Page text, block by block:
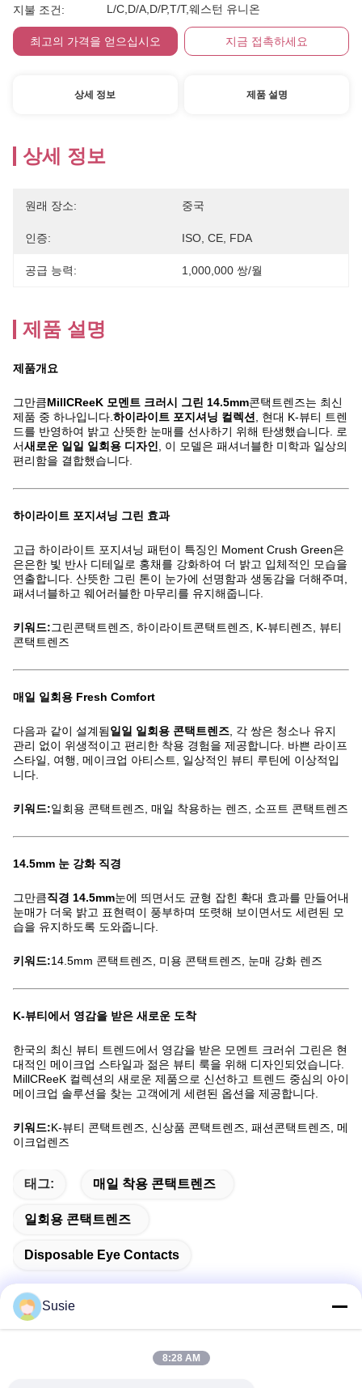
지불 조건: L/C,D/A,D/P,T/T,웨스턴 유니온
최고의 가격을 얻으십시오 지금 접촉하세요
상세 정보 제품 설명
상세 정보
원래 장소: 중국
인증: ISO, CE, FDA
공급 능력: 1,000,000 쌍/월
제품 설명
제품개요
그만큼MillCReeK 모멘트 크러시 그린 14.5mm콘택트렌즈는 최신
제품 중 하나입니다. 하이라이트 포지셔닝 컬렉션
, 현대 K-뷰티 트렌
드를 반영하여 밝고 산뜻한 눈매를 선사하기 위해 탄생했습니다. 로
서새로운 일일 일회용 디자인
, 이 모델은 패셔너블한 미학과 일상의
편리함을 결합했습니다.
하이라이트 포지셔닝 그린 효과
고급 하이라이트 포지셔닝 패턴이 특징인 Moment Crush Green은
은은한 빛 반사 디테일로 홍채를 강화하여 더 밝고 입체적인 모습을
연출합니다. 산뜻한 그린 톤이 눈가에 선명함과 생동감을 더해주며,
패셔너블하고 웨어러블한 마무리를 유지해줍니다.
키워드:그린콘택트렌즈, 하이라이트콘택트렌즈, K-뷰티렌즈, 뷰티
콘택트렌즈
매일 일회용 Fresh Comfort
다음과 같이 설계됨일일 일회용 콘택트렌즈 , 각 쌍은 청소나 유지
관리 없이 위생적이고 편리한 착용 경험을 제공합니다. 바쁜 라이프
스타일, 여행, 메이크업 아티스트, 일상적인 뷰티 루틴에 이상적입
니다.
키워드:일회용 콘택트렌즈, 매일 착용하는 렌즈, 소프트 콘택트렌즈
14.5mm 눈 강화 직경
그만큼직경 14.5mm눈에 띄면서도 균형 잡힌 확대 효과를 만들어내
눈매가 더욱 밝고 표현력이 풍부하며 또렷해 보이면서도 세련된 모
습을 유지하도록 도와줍니다.
키워드:14.5mm 콘택트렌즈, 미용 콘택트렌즈, 눈매 강화 렌즈
K-뷰티에서 영감을 받은 새로운 도착
한국의 최신 뷰티 트렌드에서 영감을 받은 모멘트 크러쉬 그린은 현
대적인 메이크업 스타일과 젊은 뷰티 룩을 위해 디자인되었습니다.
MillCReeK 컬렉션의 새로운 제품으로 신선하고 트렌드 중심의 아이
메이크업 솔루션을 찾는 고객에게 세련된 옵션을 제공합니다.
키워드:K-뷰티 콘택트렌즈, 신상품 콘택트렌즈, 패션콘택트렌즈, 메
이크업렌즈
태그: 매일 착용 콘택트렌즈
일회용 콘택트렌즈
Disposable Eye Contacts
Susie
8:28 AM